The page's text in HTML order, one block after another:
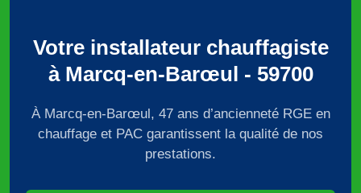
Votre installateur chauffagiste
à Marcq-en-Barœul - 59700
À Marcq-en-Barœul, 47 ans d’ancienneté RGE en
chauffage et PAC garantissent la qualité de nos
prestations.